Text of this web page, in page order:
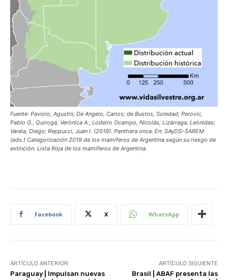
Fuente: Paviolo, Agustin; De Angelo, Carlos; de Bustos, Soledad; Perovic,
Pablo G.; Quiroga, Verónica A.; Lodeiro Ocampo, Nicolás; Lizárraga, Leónidas;
Varela, Diego; Reppucci, Juan I. (2019). Panthera onca. En: SAyDS–SAREM
(eds.) Categorización 2019 de los mamíferos de Argentina según su riesgo de
extinción. Lista Roja de los mamíferos de Argentina.
Facebook X WhatsApp
ARTÍCULO ANTERIOR
Paraguay | Impulsan nuevas
ARTÍCULO SIGUIENTE
Brasil | ABAF presenta las